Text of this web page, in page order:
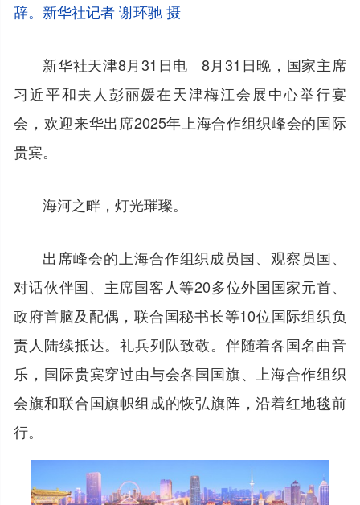
辞。新华社记者 谢环驰 摄
新华社天津8月31日电 8月31日晚，国家主席
习近平和夫人彭丽媛在天津梅江会展中心举行宴
会，欢迎来华出席2025年上海合作组织峰会的国际
贵宾。
海河之畔，灯光璀璨。
出席峰会的上海合作组织成员国、观察员国、
对话伙伴国、主席国客人等20多位外国国家元首、
政府首脑及配偶，联合国秘书长等10位国际组织负
责人陆续抵达。礼兵列队致敬。伴随着各国名曲音
乐，国际贵宾穿过由与会各国国旗、上海合作组织
会旗和联合国旗帜组成的恢弘旗阵，沿着红地毯前
行。